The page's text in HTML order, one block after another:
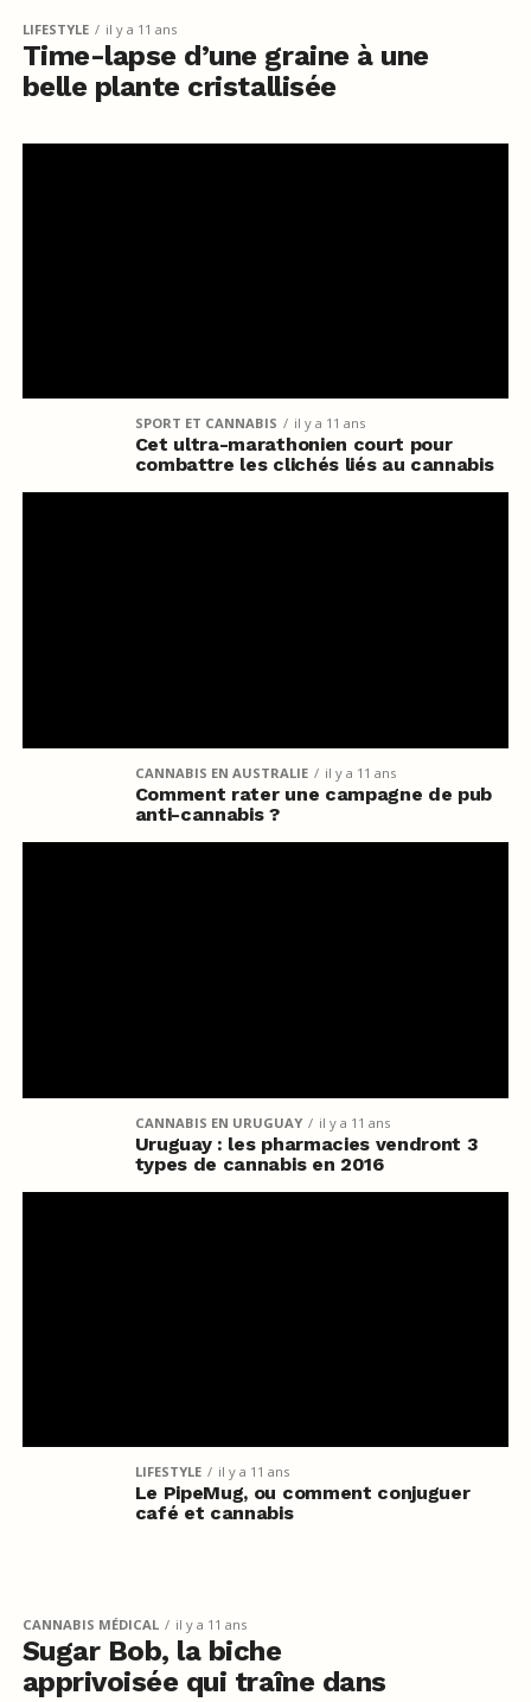
LIFESTYLE il y a 11 ans
Time-lapse d’une graine à une
belle plante cristallisée
SPORT ET CANNABIS il y a 11 ans
Cet ultra-marathonien court pour
combattre les clichés liés au cannabis
CANNABIS EN AUSTRALIE il y a 11 ans
Comment rater une campagne de pub
anti-cannabis ?
CANNABIS EN URUGUAY il y a 11 ans
Uruguay : les pharmacies vendront 3
types de cannabis en 2016
LIFESTYLE il y a 11 ans
Le PipeMug, ou comment conjuguer
café et cannabis
CANNABIS MÉDICAL il y a 11 ans
Sugar Bob, la biche
apprivoisée qui traîne dans